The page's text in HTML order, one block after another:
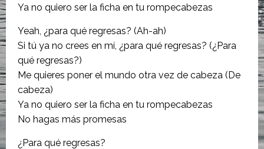
Ya no quiero ser la ficha en tu rompecabezas
Yeah, ¿para qué regresas? (Ah-ah)
Si tú ya no crees en mí, ¿para qué regresas? (¿Para
qué regresas?)
Me quieres poner el mundo otra vez de cabeza (De
cabeza)
Ya no quiero ser la ficha en tu rompecabezas
No hagas más promesas
¿Para qué regresas?